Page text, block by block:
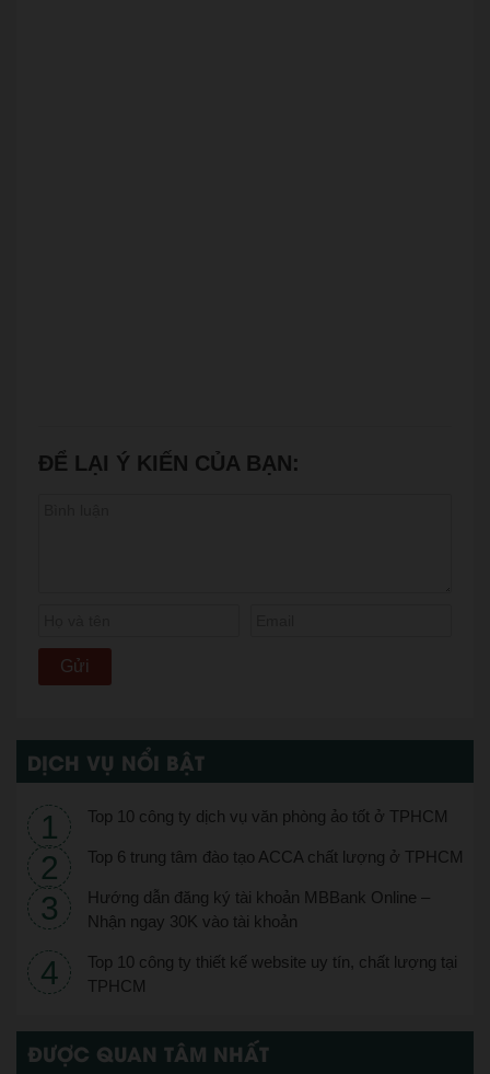
ĐỂ LẠI Ý KIẾN CỦA BẠN:
DỊCH VỤ NỔI BẬT
Top 10 công ty dịch vụ văn phòng ảo tốt ở TPHCM
Top 6 trung tâm đào tạo ACCA chất lượng ở TPHCM
Hướng dẫn đăng ký tài khoản MBBank Online –
Nhận ngay 30K vào tài khoản
Top 10 công ty thiết kế website uy tín, chất lượng tại
TPHCM
ĐƯỢC QUAN TÂM NHẤT